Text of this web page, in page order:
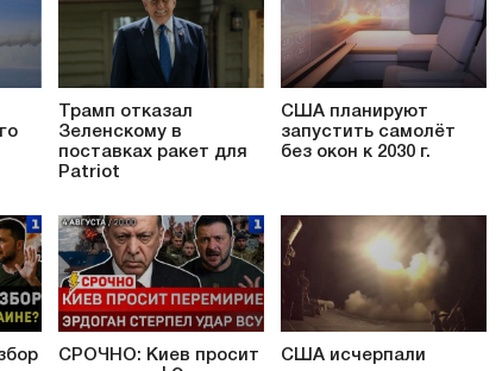
Трамп отказал
Зеленскому в
поставках ракет для
Patriot
США планируют
запустить самолёт
без окон к 2030 г.
СРОЧНО: Киев просит
США исчерпали